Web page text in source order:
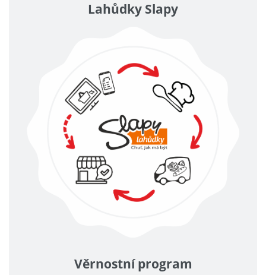
Lahůdky Slapy
Věrnostní program